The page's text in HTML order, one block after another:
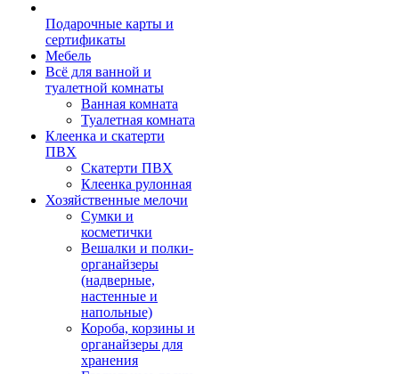
Подарочные карты и
сертификаты
Мебель
Всё для ванной и
туалетной комнаты
Ванная комната
Туалетная комната
Клеенка и скатерти
ПВХ
Скатерти ПВХ
Клеенка рулонная
Хозяйственные мелочи
Сумки и
косметички
Вешалки и полки-
органайзеры
(надверные,
настенные и
напольные)
Короба, корзины и
органайзеры для
хранения